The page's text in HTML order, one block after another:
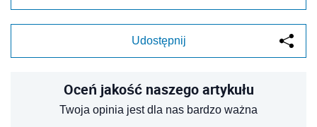
Udostępnij
Oceń jakość naszego artykułu
Twoja opinia jest dla nas bardzo ważna